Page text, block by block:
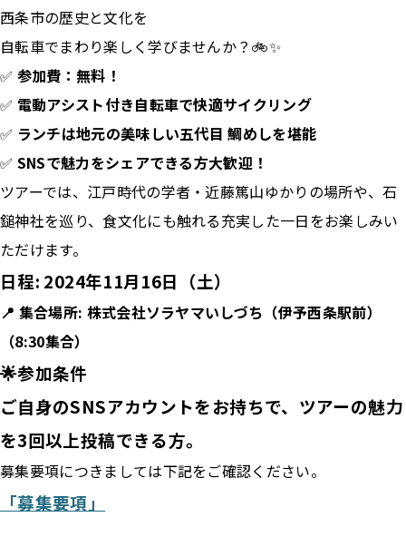
西条市の歴史と文化を
自転車でまわり楽しく学びませんか？🚲✨
✅ 参加費：無料！
✅ 電動アシスト付き自転車で快適サイクリング
✅ ランチは地元の美味しい五代目 鯛めしを堪能
✅ SNSで魅力をシェアできる方大歓迎！
ツアーでは、江戸時代の学者・近藤篤山ゆかりの場所や、石
鎚神社を巡り、食文化にも触れる充実した一日をお楽しみい
ただけます。
日程: 2024年11月16日（土）
📍 集合場所: 株式会社ソラヤマいしづち（伊予西条駅前）
（8:30集合）
🌟参加条件
ご自身のSNSアカウントをお持ちで、ツアーの魅力
を3回以上投稿できる方。
募集要項につきましては下記をご確認ください。
「募集要項」